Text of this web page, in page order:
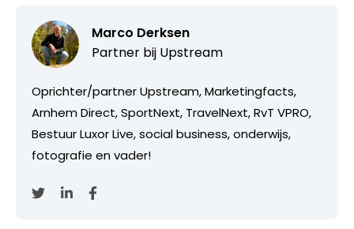
Marco Derksen
Partner bij Upstream
Oprichter/partner Upstream, Marketingfacts,
Arnhem Direct, SportNext, TravelNext, RvT VPRO,
Bestuur Luxor Live, social business, onderwijs,
fotografie en vader!